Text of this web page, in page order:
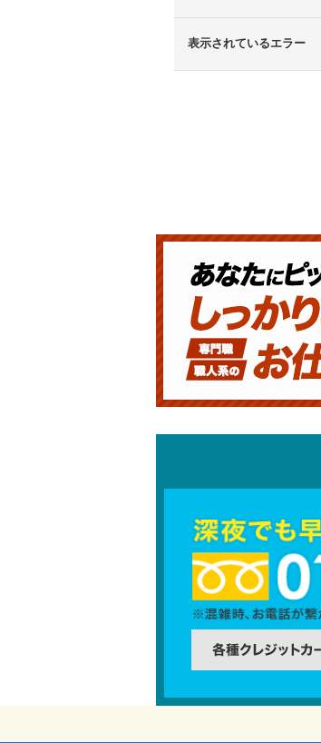
表示されているエラー